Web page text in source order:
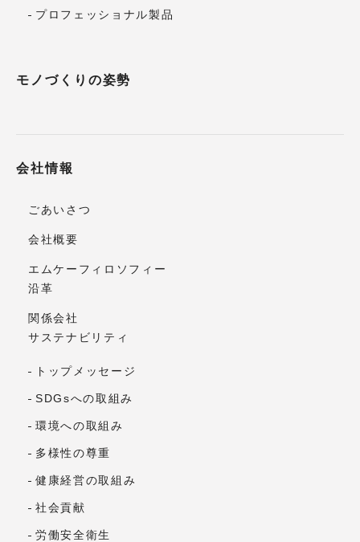
プロフェッショナル製品
モノづくりの姿勢
会社情報
ごあいさつ
会社概要
エムケーフィロソフィー
沿革
関係会社
サステナビリティ
トップメッセージ
SDGsへの取組み
環境への取組み
多様性の尊重
健康経営の取組み
社会貢献
労働安全衛生